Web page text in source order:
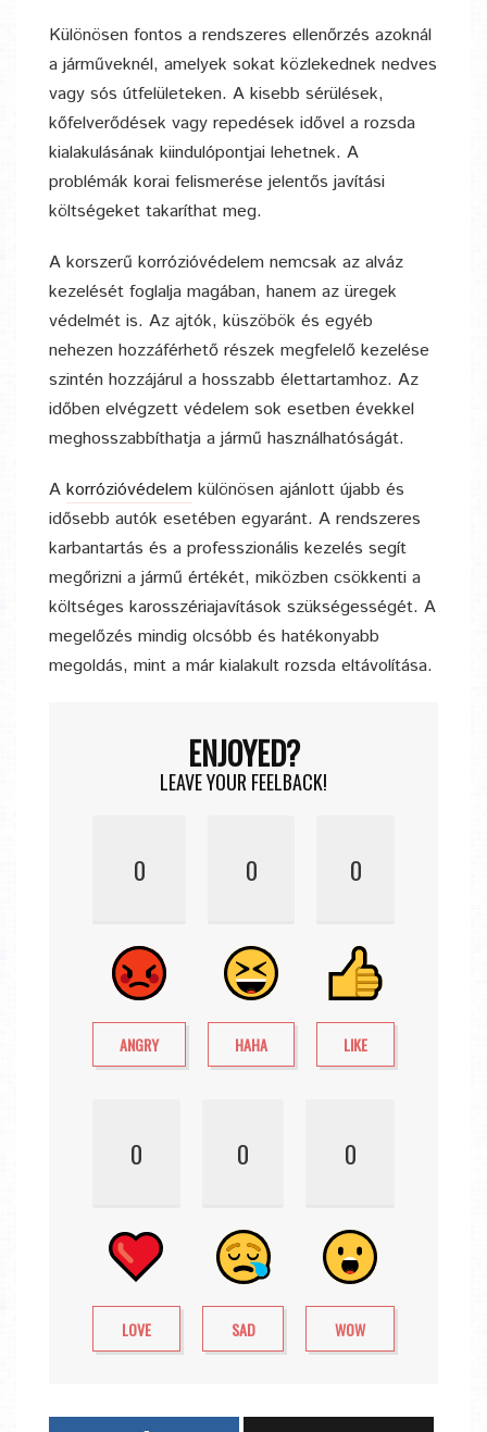
Különösen fontos a rendszeres ellenőrzés azoknál
a járműveknél, amelyek sokat közlekednek nedves
vagy sós útfelületeken. A kisebb sérülések,
kőfelverődések vagy repedések idővel a rozsda
kialakulásának kiindulópontjai lehetnek. A
problémák korai felismerése jelentős javítási
költségeket takaríthat meg.
A korszerű korrózióvédelem nemcsak az alváz
kezelését foglalja magában, hanem az üregek
védelmét is. Az ajtók, küszöbök és egyéb
nehezen hozzáférhető részek megfelelő kezelése
szintén hozzájárul a hosszabb élettartamhoz. Az
időben elvégzett védelem sok esetben évekkel
meghosszabbíthatja a jármű használhatóságát.
A korrózióvédelem különösen ajánlott újabb és
idősebb autók esetében egyaránt. A rendszeres
karbantartás és a professzionális kezelés segít
megőrizni a jármű értékét, miközben csökkenti a
költséges karosszériajavítások szükségességét. A
megelőzés mindig olcsóbb és hatékonyabb
megoldás, mint a már kialakult rozsda eltávolítása.
ENJOYED?
LEAVE YOUR FEELBACK!
0
ANGRY
0
HAHA
0
LIKE
0
LOVE
0
SAD
0
WOW